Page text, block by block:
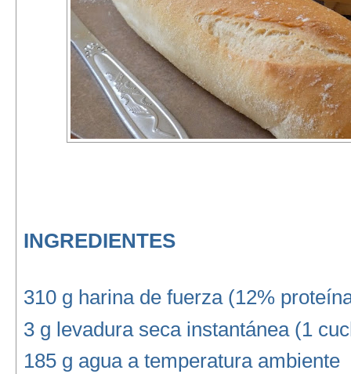
INGREDIENTES
310 g harina de fuerza (12%
3 g levadura seca instantánea (1
185 g agua a temperatura ambiente